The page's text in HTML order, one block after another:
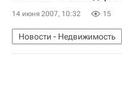
14 июня 2007, 10:32 15
Новости - Недвижимость